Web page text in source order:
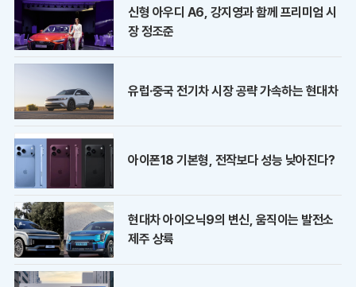
신형 아우디 A6, 강지영과 함께 프리미엄 시
장 정조준
유럽·중국 전기차 시장 공략 가속하는 현대차
아이폰18 기본형, 전작보다 성능 낮아진다?
현대차 아이오닉9의 변신, 움직이는 발전소
제주 상륙